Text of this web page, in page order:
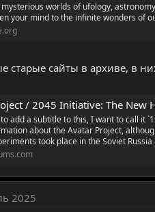
worlds of ufology,
your mind to the infinite wonders of
старые сайты в архиве, в
/ 2045 Initiative: The New
add a subtitle to this, I want to call it
about the Avatar Project,
took place in the Soviet Russia
2025